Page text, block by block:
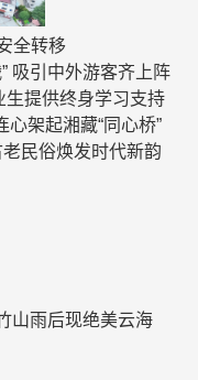
全转移
吸引中外游客齐上阵
生提供终身学习支持
架起湘藏“同心桥”
民俗焕发时代新韵
山雨后现绝美云海